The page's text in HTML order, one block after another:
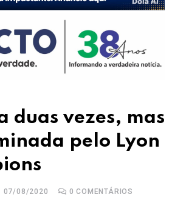
duas vezes, mas
pelo Lyon
07/08/2020 0 COMENTÁRIOS